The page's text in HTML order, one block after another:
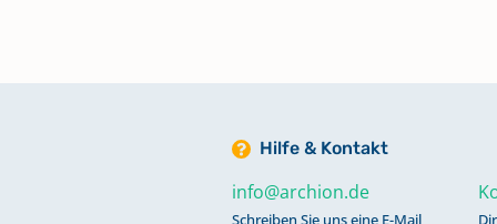
Hilfe & Kontakt
info@archion.de
Schreiben Sie uns eine E-Mail